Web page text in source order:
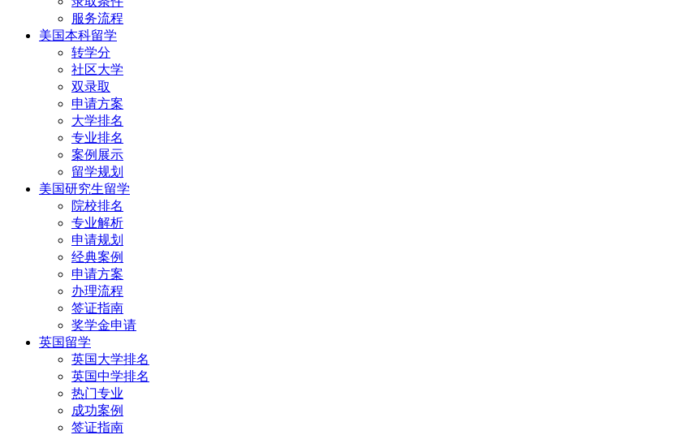
服务流程
美国本科留学
转学分
社区大学
双录取
申请方案
大学排名
专业排名
案例展示
留学规划
美国研究生留学
院校排名
专业解析
申请规划
经典案例
申请方案
办理流程
签证指南
奖学金申请
英国留学
英国大学排名
英国中学排名
热门专业
成功案例
签证指南